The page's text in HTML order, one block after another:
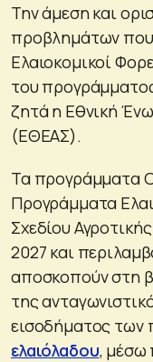
Την άμεση και
προβλημάτων που
Ελαιοκομικοί
του
ζητά η Εθνική
(ΕΘΕΑΣ).
Τα προγράμματα
Προγράμματα
Σχεδίου
2027 και
αποσκοπούν στη
της
εισοδήματος των
ελαιόλαδου, μέσω